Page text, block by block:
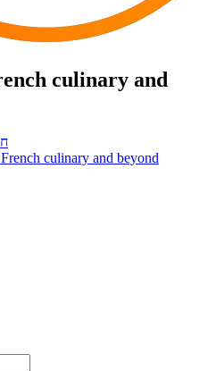
culinary and